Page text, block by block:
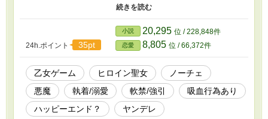
る様で、攻略対象者達は既に全員攻略済み？ おかげでミアは攻略
倒ごとを避ける為に偶然知り合った地味な容姿のルーカスを説得し
て、かりそめの恋人になって欲しいと頼むが…実は彼には秘密があ
った。 2024.01.05 全３０話にて完結しました。 最後まで読んで頂
き、ありがとうございます！間が大分空いてしまい申し訳ないで
す。 １話～２９話まで修正、加筆してあります。 変な箇所の修正
と、少しだけ加筆しました（2024.01.19) ムーンライトノベルズさ
んにも掲載中です。 ＊＊＊補足説明＊＊＊ R18作品です。ご注意
ください。 基本的に前戯～本番に※（キスや軽いスキンシップに
は付けていません） 少しダーク要素があります（吸血行為など）
24h.ポイント 35pt
小説 20,295 位 / 228,848件
恋愛 8,805 位 / 66,372件
乙女ゲーム ヒロイン聖女
ノーチェ
悪魔
執着/溺愛 軟禁/強引
吸血行為あり
ハッピーエンド？
ヤンデレ